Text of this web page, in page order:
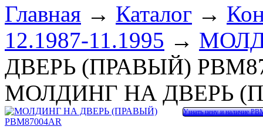
Главная → Каталог →
12.1987-11.1995 →
ДВЕРЬ (ПРАВЫЙ)
МОЛДИНГ НА ДВЕРЬ
Узнать цену и наличие